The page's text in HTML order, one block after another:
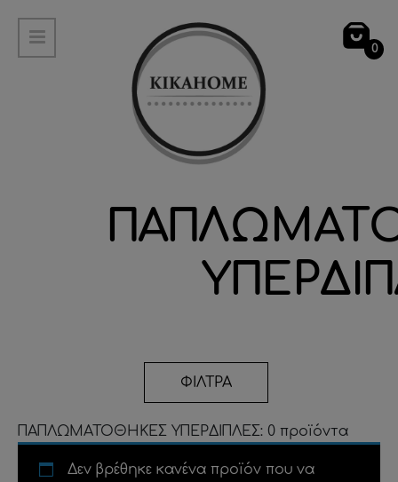
0
ΦΙΛΤΡΑ
ΠΑΠΛΩΜΑΤΟΘΗΚΕΣ ΥΠΕΡΔΙΠΛΕΣ: 0 προϊόντα
Δεν βρέθηκε κανένα προϊόν που να